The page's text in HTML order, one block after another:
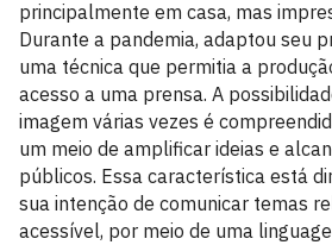
principalmente em casa, mas
Durante a pandemia, adaptou seu
uma técnica que permitia a
acesso a uma prensa. A
imagem várias vezes é
um meio de amplificar ideias e
públicos. Essa característica está
sua intenção de comunicar temas
acessível, por meio de uma